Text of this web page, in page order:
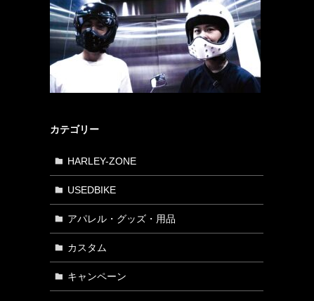
カテゴリー
HARLEY-ZONE
USEDBIKE
アパレル・グッズ・用品
カスタム
キャンペーン